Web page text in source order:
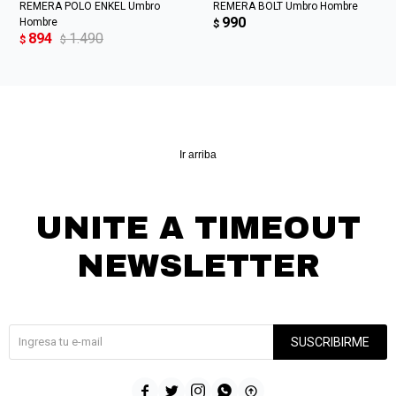
REMERA POLO ENKEL Umbro
Hombre
$ 894 $ 1.490
REMERA BOLT Umbro Hombre
$ 990
Ir arriba
UNITE A TIMEOUT
NEWSLETTER
SUSCRIBIRME
    